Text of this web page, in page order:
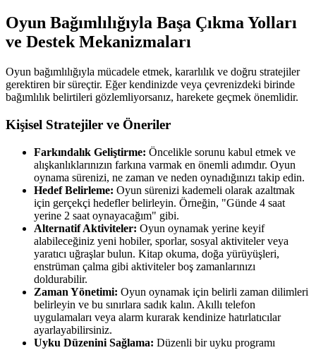
Oyun Bağımlılığıyla Başa Çıkma Yolları
ve Destek Mekanizmaları
Oyun bağımlılığıyla mücadele etmek, kararlılık ve doğru stratejiler
gerektiren bir süreçtir. Eğer kendinizde veya çevrenizdeki birinde
bağımlılık belirtileri gözlemliyorsanız, harekete geçmek önemlidir.
Kişisel Stratejiler ve Öneriler
Farkındalık Geliştirme: Öncelikle sorunu kabul etmek ve
alışkanlıklarınızın farkına varmak en önemli adımdır. Oyun
oynama sürenizi, ne zaman ve neden oynadığınızı takip edin.
Hedef Belirleme: Oyun sürenizi kademeli olarak azaltmak
için gerçekçi hedefler belirleyin. Örneğin, "Günde 4 saat
yerine 2 saat oynayacağım" gibi.
Alternatif Aktiviteler: Oyun oynamak yerine keyif
alabileceğiniz yeni hobiler, sporlar, sosyal aktiviteler veya
yaratıcı uğraşlar bulun. Kitap okuma, doğa yürüyüşleri,
enstrüman çalma gibi aktiviteler boş zamanlarınızı
doldurabilir.
Zaman Yönetimi: Oyun oynamak için belirli zaman dilimleri
belirleyin ve bu sınırlara sadık kalın. Akıllı telefon
uygulamaları veya alarm kurarak kendinize hatırlatıcılar
ayarlayabilirsiniz.
Uyku Düzenini Sağlama: Düzenli bir uyku programı